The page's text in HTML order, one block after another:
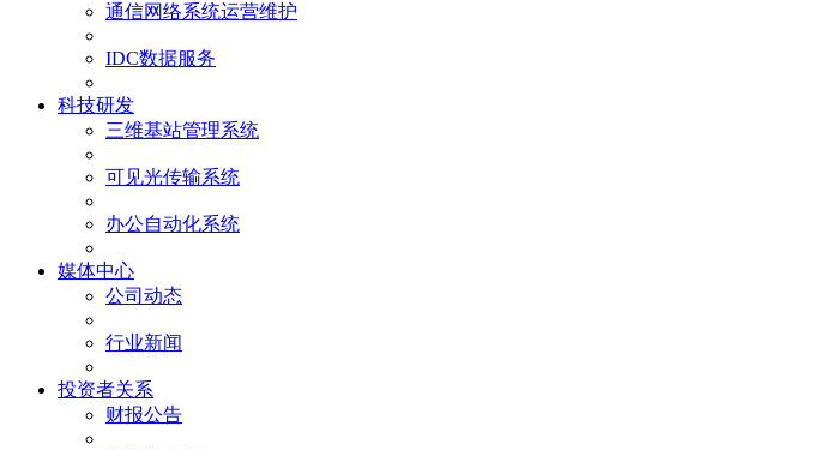
通信网络系统运营维护
IDC数据服务
科技研发
三维基站管理系统
可见光传输系统
办公自动化系统
媒体中心
公司动态
行业新闻
投资者关系
财报公告